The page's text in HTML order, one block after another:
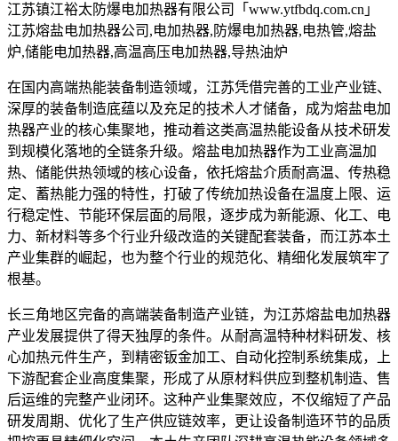
江苏镇江裕太防爆电加热器有限公司「www.ytfbdq.com.cn」
江苏熔盐电加热器公司,电加热器,防爆电加热器,电热管,熔盐
炉,储能电加热器,高温高压电加热器,导热油炉
在国内高端热能装备制造领域，江苏凭借完善的工业产业链、
深厚的装备制造底蕴以及充足的技术人才储备，成为熔盐电加
热器产业的核心集聚地，推动着这类高温热能设备从技术研发
到规模化落地的全链条升级。熔盐电加热器作为工业高温加
热、储能供热领域的核心设备，依托熔盐介质耐高温、传热稳
定、蓄热能力强的特性，打破了传统加热设备在温度上限、运
行稳定性、节能环保层面的局限，逐步成为新能源、化工、电
力、新材料等多个行业升级改造的关键配套装备，而江苏本土
产业集群的崛起，也为整个行业的规范化、精细化发展筑牢了
根基。
长三角地区完备的高端装备制造产业链，为江苏熔盐电加热器
产业发展提供了得天独厚的条件。从耐高温特种材料研发、核
心加热元件生产，到精密钣金加工、自动化控制系统集成，上
下游配套企业高度集聚，形成了从原材料供应到整机制造、售
后运维的完整产业闭环。这种产业集聚效应，不仅缩短了产品
研发周期、优化了生产供应链效率，更让设备制造环节的品质